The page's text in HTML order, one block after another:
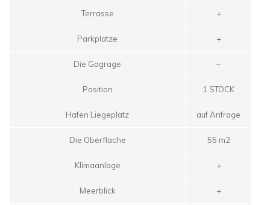
Terrasse +
Parkplatze +
Die Gagrage –
Position 1 STOCK
Hafen Liegeplatz auf Anfrage
Die Oberflache 55 m2
Klimaanlage +
Meerblick +